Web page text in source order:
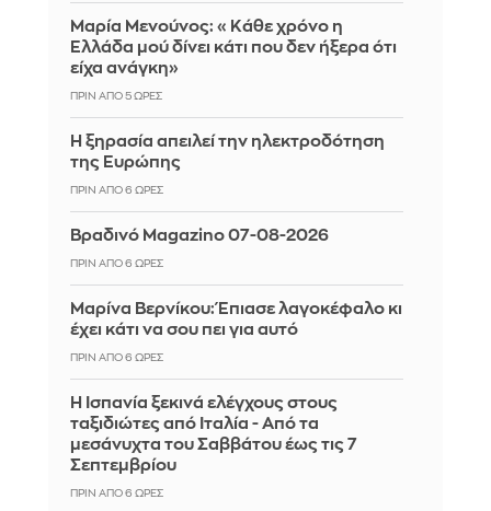
Μαρία Μενούνος: «Κάθε χρόνο η
Ελλάδα μού δίνει κάτι που δεν ήξερα ότι
είχα ανάγκη»
ΠΡΙΝ ΑΠΌ 5 ΏΡΕΣ
Η ξηρασία απειλεί την ηλεκτροδότηση
της Ευρώπης
ΠΡΙΝ ΑΠΌ 6 ΏΡΕΣ
Βραδινό Magazino 07-08-2026
ΠΡΙΝ ΑΠΌ 6 ΏΡΕΣ
Μαρίνα Βερνίκου: Έπιασε λαγοκέφαλο κι
έχει κάτι να σου πει για αυτό
ΠΡΙΝ ΑΠΌ 6 ΏΡΕΣ
Η Ισπανία ξεκινά ελέγχους στους
ταξιδιώτες από Ιταλία - Από τα
μεσάνυχτα του Σαββάτου έως τις 7
Σεπτεμβρίου
ΠΡΙΝ ΑΠΌ 6 ΏΡΕΣ